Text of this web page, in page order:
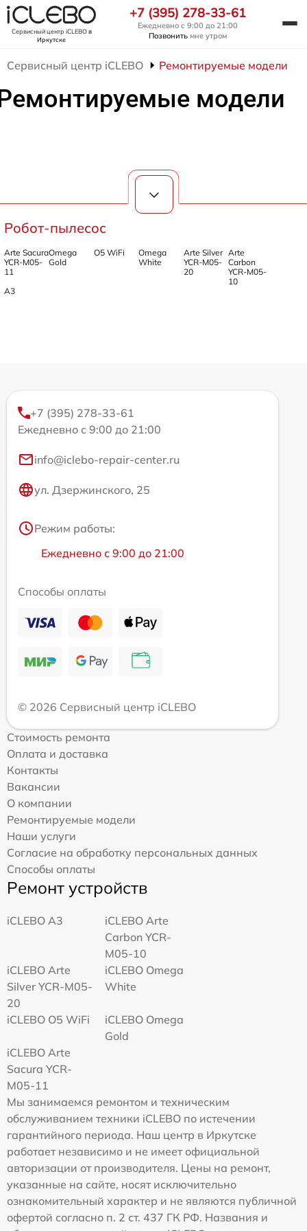
Сервисный центр iCLEBOв
Иркутске
+7 (395) 278-33-61
Ежедневно с 9:00 до 21:00
Позвонить мне утром
Сервисный центр iCLEBO Ремонтируемые модели
модели
Робот-пылесос
Arte Sacura
YCR-M05-
11
Omega
Gold
O5 WiFi
Omega
White
Arte Silver
YCR-M05-
20
Arte
Carbon
YCR-M05-
10
A3
+7 (395) 278-33-61
Ежедневно с 9:00 до 21:00
info@iclebo-repair-center.ru
ул. Дзержинского, 25
Режим работы:
Ежедневно с 9:00 до 21:00
Способы оплаты
© 2026 Сервисный центр iCLEBO
Стоимость ремонта
Оплата и доставка
Контакты
Вакансии
О компании
Ремонтируемые модели
Наши услуги
Согласие на обработку персональных данных
Способы оплаты
Ремонт устройств
iCLEBO A3
iCLEBO Arte
Carbon YCR-
M05-10
iCLEBO Arte
Silver YCR-M05-
20
iCLEBO Omega
White
iCLEBO O5 WiFi
iCLEBO Omega
Gold
iCLEBO Arte
Sacura YCR-
M05-11
Мы занимаемся ремонтом и техническим
обслуживанием техники iCLEBO по истечении
гарантийного периода. Наш центр в Иркутске
работает независимо и не имеет официальной
авторизации от производителя. Цены на ремонт,
указанные на сайте, носят исключительно
ознакомительный характер и не являются публичной
офертой согласно п. 2 ст. 437 ГК РФ. Названия и